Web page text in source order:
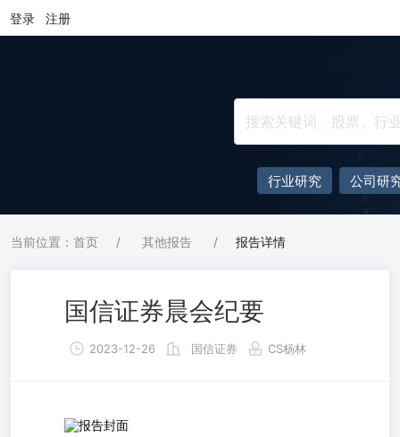
登录 注册
行业研究 公司研
当前位置：首页 / 其他报告 / 报告详情
国信证券晨会纪要
2023-12-26 国信证券 CS杨林
晨会纪要 数据日期:2023-12-25 上证综指 深证成指沪深 300